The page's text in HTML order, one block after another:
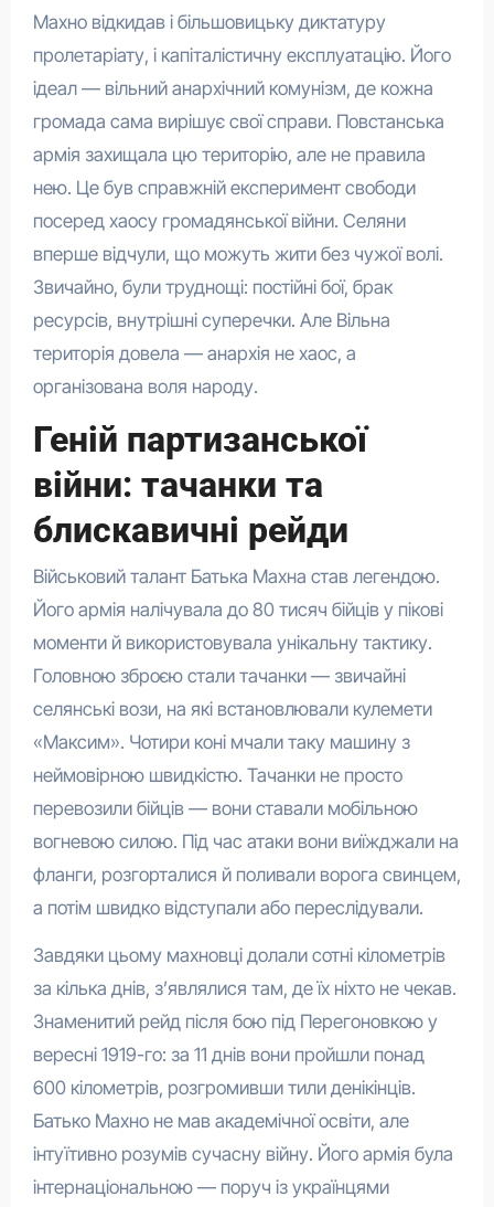
Махно відкидав і більшовицьку диктатуру
пролетаріату, і капіталістичну експлуатацію. Його
ідеал — вільний анархічний комунізм, де кожна
громада сама вирішує свої справи. Повстанська
армія захищала цю територію, але не правила
нею. Це був справжній експеримент свободи
посеред хаосу громадянської війни. Селяни
вперше відчули, що можуть жити без чужої волі.
Звичайно, були труднощі: постійні бої, брак
ресурсів, внутрішні суперечки. Але Вільна
територія довела — анархія не хаос, а
організована воля народу.
Геній партизанської
війни: тачанки та
блискавичні рейди
Військовий талант Батька Махна став легендою.
Його армія налічувала до 80 тисяч бійців у пікові
моменти й використовувала унікальну тактику.
Головною зброєю стали тачанки — звичайні
селянські вози, на які встановлювали кулемети
«Максим». Чотири коні мчали таку машину з
неймовірною швидкістю. Тачанки не просто
перевозили бійців — вони ставали мобільною
вогневою силою. Під час атаки вони виїжджали на
фланги, розгорталися й поливали ворога свинцем,
а потім швидко відступали або переслідували.
Завдяки цьому махновці долали сотні кілометрів
за кілька днів, з’являлися там, де їх ніхто не чекав.
Знаменитий рейд після бою під Перегоновкою у
вересні 1919-го: за 11 днів вони пройшли понад
600 кілометрів, розгромивши тили денікінців.
Батько Махно не мав академічної освіти, але
інтуїтивно розумів сучасну війну. Його армія була
інтернаціональною — поруч із українцями